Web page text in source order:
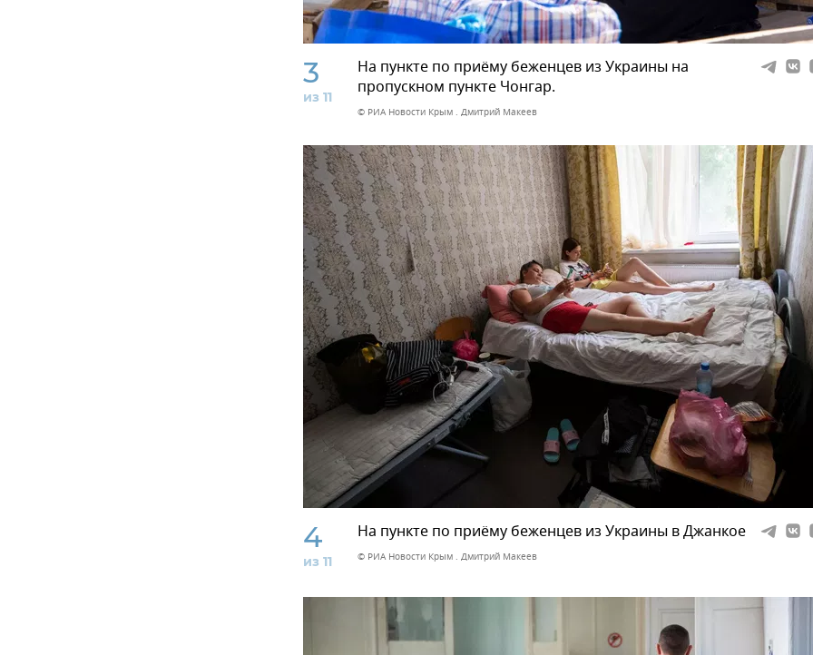
3
из 11
На пункте по приёму беженцев из Украины на
пропускном пункте Чонгар.
© РИА Новости Крым . Дмитрий Макеев
4
из 11
На пункте по приёму беженцев из Украины в Джанкое
© РИА Новости Крым . Дмитрий Макеев